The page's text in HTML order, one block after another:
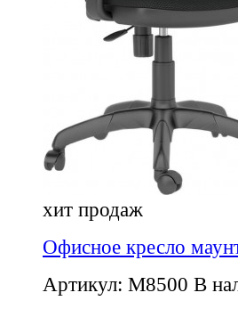
хит продаж
Офисное кресло
Артикул: M8500 В